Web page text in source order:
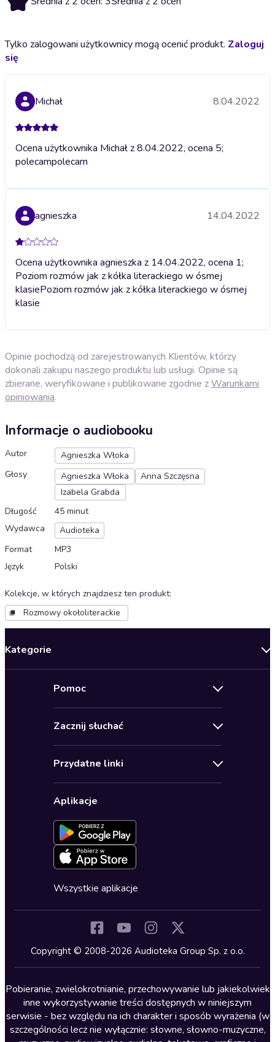
Tylko zalogowani użytkownicy mogą ocenić produkt. Zaloguj
się
Michał 8.04.2022
Ocena użytkownika Michał z 8.04.2022, ocena 5;
polecampolecam
agnieszka 14.04.2022
Ocena użytkownika agnieszka z 14.04.2022, ocena 1;
Poziom rozmów jak z kółka literackiego w ósmej
klasiePoziom rozmów jak z kółka literackiego w ósmej
klasie
Opinie pochodzą od zarejestrowanych Klientów, którzy
dokonali zakupu naszego produktu lub usługi. Opinie są
zbierane, weryfikowane i publikowane zgodnie zWarunkami
opiniowania.
Informacje o audiobooku
Autor
Agnieszka Włoka
Głosy
Agnieszka Włoka
Anna Szczęsna
Izabela Grabda
Długość
45 minut
Wydawca
Audioteka
Format
MP3
Język
Polski
Kolekcje, w których znajdziesz ten produkt:
Rozmowy okołoliterackie
Kategorie
Biznes, marketing, ekonomia
Dla młodzieży
Kryminały
Lektury szkolne
Literatura anglojęzyczna
Literatura faktu
Literatura obyczajowa
Pomoc
Pomoc
Ustawienia prywatności
Formularz zgłaszania nielegalnych treści
Deklaracja dostępności
Zacznij słuchać
Karnety
Oferta dla firm i bibliotek
Przydatne linki
Dołącz do newslettera
Blog
Zapowiedzi
Cykle audiobooków
Aplikacje
Wszystkie aplikacje
Copyright © 2008-2026 Audioteka Group Sp. z o.o.
Pobieranie, zwielokrotnianie, przechowywanie lub jakiekolwiek
inne wykorzystywanie treści dostępnych w niniejszym
serwisie - bez względu na ich charakter i sposób wyrażenia (w
szczególności lecz nie wyłącznie: słowne, słowno-muzyczne,